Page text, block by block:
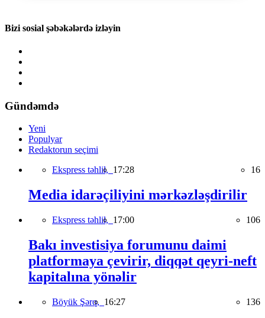
Bizi sosial şəbəkələrdə izləyin
Gündəmdə
Yeni
Populyar
Redaktorun seçimi
Ekspress təhlil, 17:28 16
Media idarəçiliyini mərkəzləşdirilir
Ekspress təhlil, 17:00 106
Bakı investisiya forumunu daimi
platformaya çevirir, diqqət qeyri-neft
kapitalına yönəlir
Böyük Şərq, 16:27 136